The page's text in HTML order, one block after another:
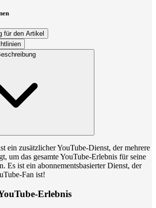
für den Artikel
ein zusätzlicher YouTube-Dienst, der mehrere
um das gesamte YouTube-Erlebnis für seine
Es ist ein abonnementsbasierter Dienst, der
Fan ist!
Erlebnis